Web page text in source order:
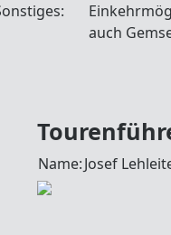
auch
Name:Josef